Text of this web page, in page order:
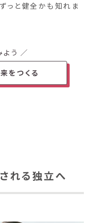
っと健全かも知れま
う
をつくる
れる独立へ